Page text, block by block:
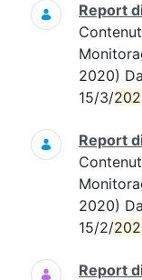
Report
2020)
15/3/
Report
2020)
15/2/
Report